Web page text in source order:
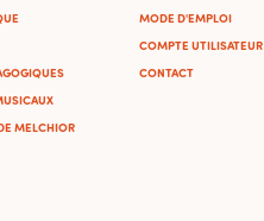
MELCHIOR
MODE D'EMPLOI
COMPTE UTILISATEUR
CONTACT